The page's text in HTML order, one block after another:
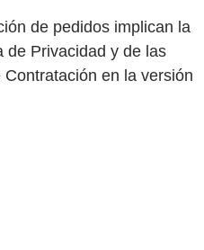
de pedidos implican la
de Privacidad y de las
en la versión